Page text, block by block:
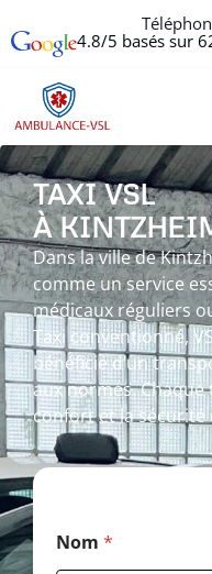
4.8/5 basés sur
TAXI VSL
À
Dans la ville de
comme un service
médicaux réguliers
Taxi conventionné,
bénéficie d’un
aux normes.
confort et la sécurité
Nom *